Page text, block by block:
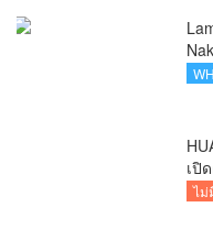
สั
เปิ
ถ่า
ไ